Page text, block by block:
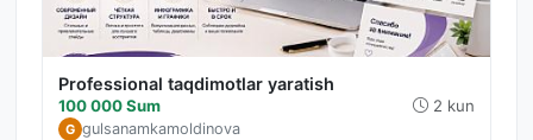
Professional taqdimotlar yaratish
100 000 Sum 2 kun
G gulsanamkamoldinova